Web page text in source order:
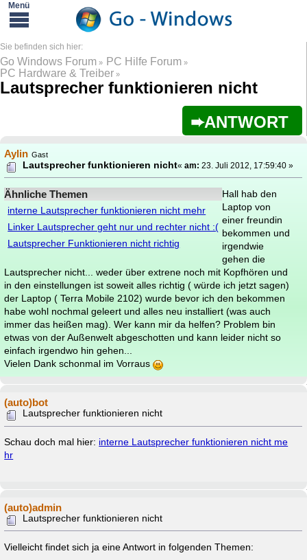
Go Windows Forum » PC Hilfe Forum »
PC Hardware & Treiber »
Lautsprecher funktionieren nicht
ANTWORT
Aylin Gast
Lautsprecher funktionieren nicht«am: 23. Juli 2012, 17:59:40 »
Ähnliche Themen
interne Lautsprecher funktionieren nicht mehr
Linker Lautsprecher geht nur und rechter nicht :(
Lautsprecher Funktionieren nicht richtig
Hall hab den
Laptop von
einer freundin
bekommen und
irgendwie
gehen die
Lautsprecher nicht... weder über extrene noch mit Kopfhören und
in den einstellungen ist soweit alles richtig ( würde ich jetzt sagen)
der Laptop ( Terra Mobile 2102) wurde bevor ich den bekommen
habe wohl nochmal geleert und alles neu installiert (was auch
immer das heißen mag). Wer kann mir da helfen? Problem bin
etwas von der Außenwelt abgeschotten und kann leider nicht so
einfach irgendwo hin gehen...
Vielen Dank schonmal im Vorraus
(auto)bot
Lautsprecher funktionieren nicht
Schau doch mal hier: interne Lautsprecher funktionieren nicht me
hr
(auto)admin
Lautsprecher funktionieren nicht
Vielleicht findet sich ja eine Antwort in folgenden Themen: